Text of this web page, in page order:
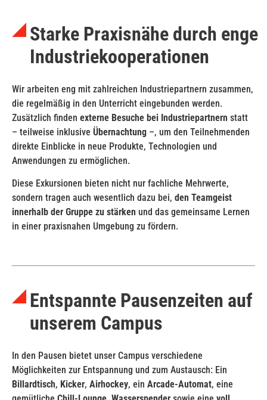
Starke Praxisnähe durch enge
Industriekooperationen
Wir arbeiten eng mit zahlreichen Industriepartnern zusammen,
die regelmäßig in den Unterricht eingebunden werden.
Zusätzlich finden externe Besuche bei Industriepartnern statt
– teilweise inklusive Übernachtung –, um den Teilnehmenden
direkte Einblicke in neue Produkte, Technologien und
Anwendungen zu ermöglichen.
Diese Exkursionen bieten nicht nur fachliche Mehrwerte,
sondern tragen auch wesentlich dazu bei, den Teamgeist
innerhalb der Gruppe zu stärken und das gemeinsame Lernen
in einer praxisnahen Umgebung zu fördern.
Entspannte Pausenzeiten auf
unserem Campus
In den Pausen bietet unser Campus verschiedene
Möglichkeiten zur Entspannung und zum Austausch: Ein
Billardtisch, Kicker, Airhockey, ein Arcade-Automat, eine